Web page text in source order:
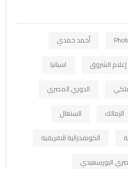
أحمد حمدي
إعلام الشروق
اسبانيا
الدوري المصري
الزمالك
السنغال
الكونفدرالية الافريقية
البورسعيدي